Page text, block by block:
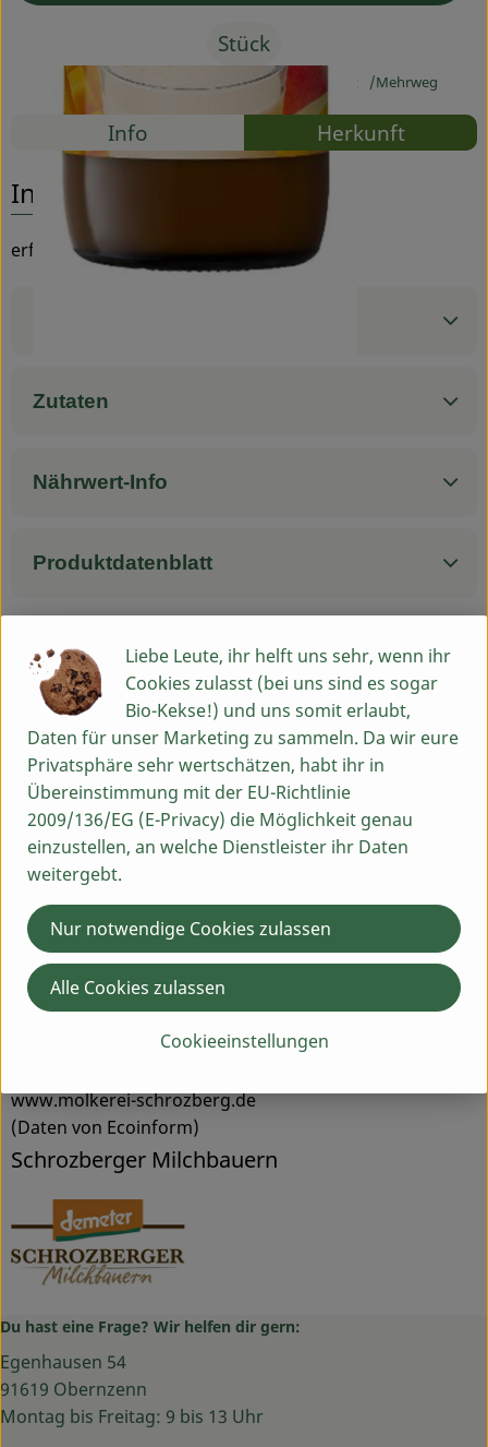
Stück
#20423 1,79 €/ Stück 3,58 €/ 1kg 7% MwSt Mehrweg
Rezepte
Info Herkunft
Entdecke passende Rezepte
Info
erfrischend, fettarm im Pfandglas
Zutaten
Nährwert-Info
Produktdatenblatt
Herkunft
Hersteller: Schrozberger Milchbauern
Deutschland
Molkereigenossenschaft Hohenlohe-Franken eG
Schrozberger Milchbauern
D 74575 Schrozberg
- Demeter Pionier seit 1974
- Fachhandelsmarke
- Joghurt wird langzeitgesäuert, Herstellung ohne
www.molkerei-schrozberg.de
(Daten von Ecoinform)
Schrozberger Milchbauern
Du hast eine Frage? Wir helfen dir gern:
Egenhausen 54
91619 Obernzenn
Montag bis Freitag: 9 bis 13 Uhr
Liebe Leute, ihr helft uns sehr, wenn ihr
Cookies zulasst (bei uns sind es sogar
Bio-Kekse!) und uns somit erlaubt,
Daten für unser Marketing zu sammeln. Da wir eure
Privatsphäre sehr wertschätzen, habt ihr in
Übereinstimmung mit der EU-Richtlinie
2009/136/EG (E-Privacy) die Möglichkeit genau
einzustellen, an welche Dienstleister ihr Daten
weitergebt.
Cookieeinstellungen
Nur notwendige Cookies zulassen
Alle Cookies zulassen